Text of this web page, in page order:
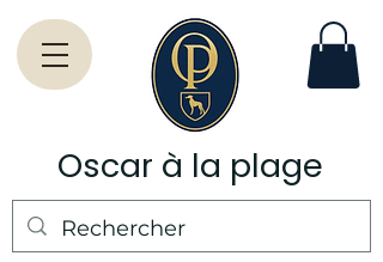
Oscar à la plage